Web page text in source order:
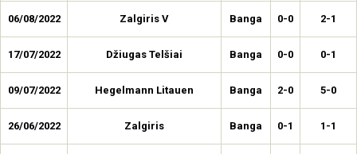
06/08/2022 Zalgiris V Banga 0-0 2-1
17/07/2022 Džiugas Telšiai Banga 0-0 0-1
09/07/2022 Hegelmann Litauen Banga 2-0 5-0
26/06/2022 Zalgiris Banga 0-1 1-1